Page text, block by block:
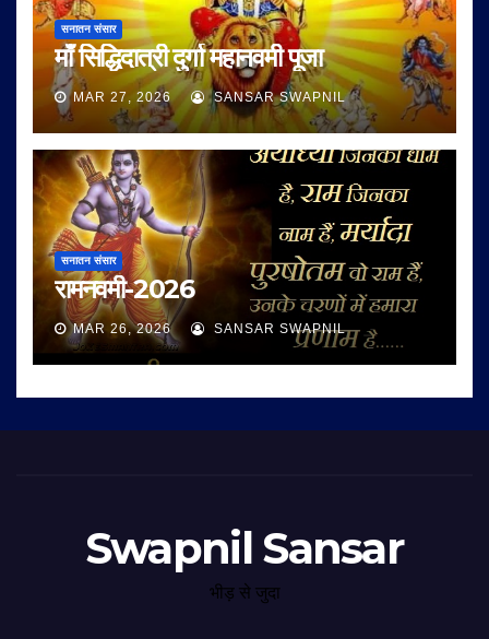
सनातन संसार
माँ सिद्धिदात्री दुर्गा महानवमी पूजा
MAR 27, 2026 SANSAR SWAPNIL
सनातन संसार
रामनवमी-2026
MAR 26, 2026 SANSAR SWAPNIL
Swapnil Sansar
भीड़ से जुदा